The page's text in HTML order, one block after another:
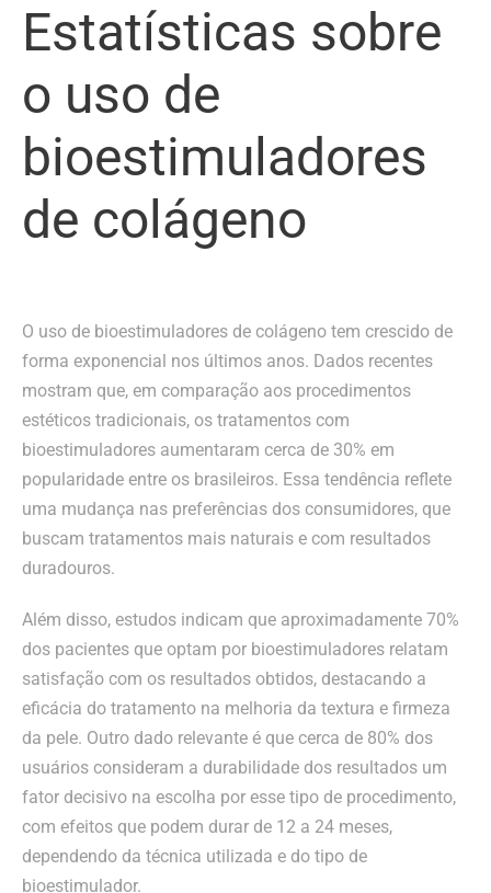
Estatísticas sobre
o uso de
bioestimuladores
de colágeno
O uso de bioestimuladores de colágeno tem crescido de
forma exponencial nos últimos anos. Dados recentes
mostram que, em comparação aos procedimentos
estéticos tradicionais, os tratamentos com
bioestimuladores aumentaram cerca de 30% em
popularidade entre os brasileiros. Essa tendência reflete
uma mudança nas preferências dos consumidores, que
buscam tratamentos mais naturais e com resultados
duradouros.
Além disso, estudos indicam que aproximadamente 70%
dos pacientes que optam por bioestimuladores relatam
satisfação com os resultados obtidos, destacando a
eficácia do tratamento na melhoria da textura e firmeza
da pele. Outro dado relevante é que cerca de 80% dos
usuários consideram a durabilidade dos resultados um
fator decisivo na escolha por esse tipo de procedimento,
com efeitos que podem durar de 12 a 24 meses,
dependendo da técnica utilizada e do tipo de
bioestimulador.